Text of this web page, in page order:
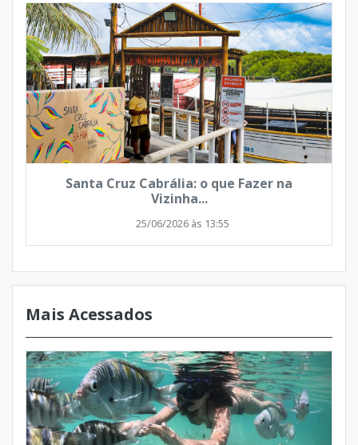
Santa Cruz Cabrália: o que Fazer na
Vizinha...
25/06/2026 às 13:55
Mais Acessados